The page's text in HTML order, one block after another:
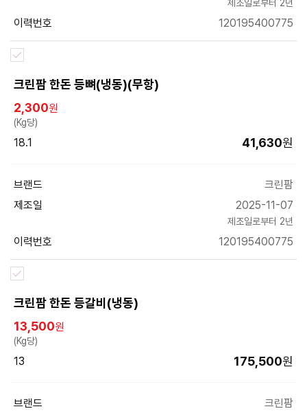
제조일로부터 2년
이력번호 120195400775
크린팜 한돈 등뼈(냉동)(무항)
브랜드
크린팜
제조일
2025-11-07
제조일로부터 2년
이력번호 120195400775
2,300원
(Kg당)
18.1 41,630원
크린팜 한돈 등갈비(냉동)
브랜드
크린팜
13,500원
(Kg당)
13 175,500원